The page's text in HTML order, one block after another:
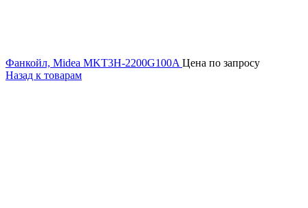
Фанкойл, Midea MKT3H-2200G100A Цена по запросу
Назад к товарам